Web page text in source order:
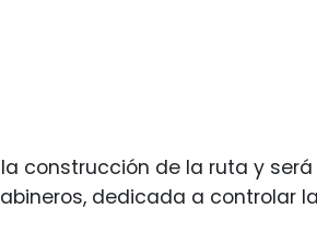
construcción de la ruta y
dedicada a controlar